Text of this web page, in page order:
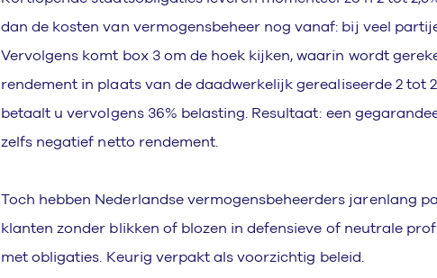
dan de kosten van vermogensbeheer nog vanaf: bij veel
Vervolgens komt box 3 om de hoek kijken, waarin wordt
rendement in plaats van de daadwerkelijk gerealiseerde 2 tot
betaalt u vervolgens 36% belasting. Resultaat: een
zelfs negatief netto rendement.
Toch hebben Nederlandse vermogensbeheerders jarenlang
klanten zonder blikken of blozen in defensieve of neutrale
met obligaties. Keurig verpakt als voorzichtig beleid.